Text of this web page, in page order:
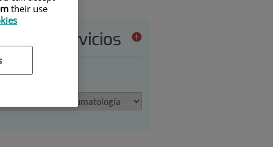
de servicios
una opción:
their use